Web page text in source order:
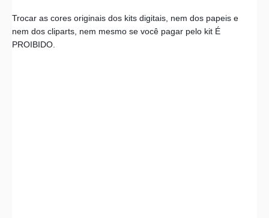
Trocar as cores originais dos kits digitais, nem dos papeis e
nem dos cliparts, nem mesmo se você pagar pelo kit É
PROIBIDO.